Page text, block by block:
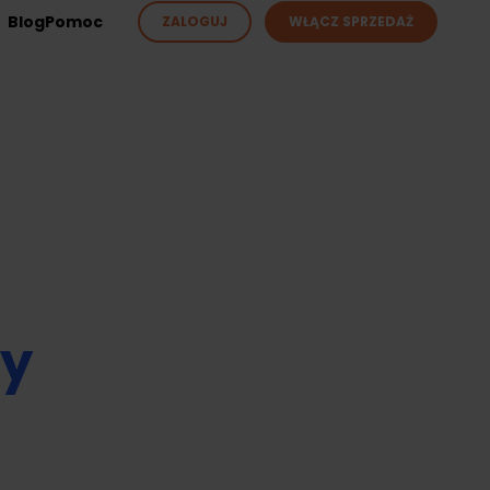
BlogPomoc ZALOGUJ WŁĄCZ SPRZEDAŻ